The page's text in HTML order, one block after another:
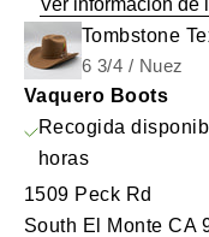
Tombstone
6 3/4 / Nuez
Vaquero Boots
Recogida
horas
1509 Peck Rd
South El Monte CA